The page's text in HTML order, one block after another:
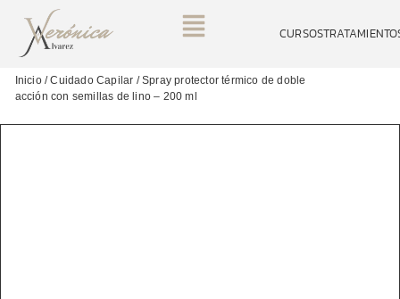
CURSOS
Inicio/Cuidado Capilar / Spray protector térmico de doble
acción con semillas de lino – 200 ml